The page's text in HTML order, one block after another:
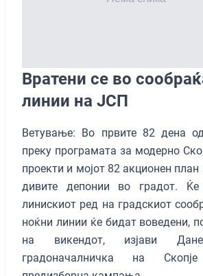
Вратени се во
линии на ЈСП
Ветување: Во првите 82 дена
преку програмата за модерно
проекти и мојот 82 акционен план
дивите депонии во градот.
линискиот ред на градскиот
ноќни линии ќе бидат воведени,
на викендот, изјави
градоначалничка на